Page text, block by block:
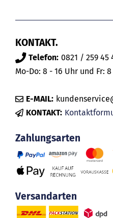
KONTAKT.
Telefon: 0821 / 259 45
Mo-Do: 8 - 16 Uhr und Fr:
E-MAIL:
KONTAKT:
Zahlungsarten
Versandarten